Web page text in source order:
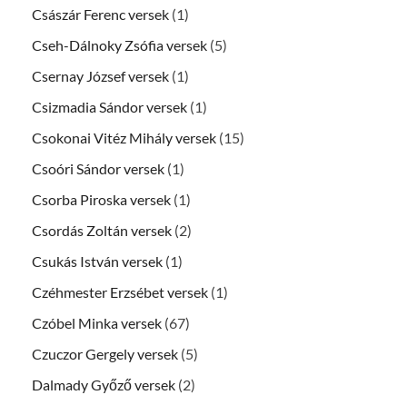
Császár Ferenc versek (1)
Cseh-Dálnoky Zsófia versek (5)
Csernay József versek (1)
Csizmadia Sándor versek (1)
Csokonai Vitéz Mihály versek (15)
Csoóri Sándor versek (1)
Csorba Piroska versek (1)
Csordás Zoltán versek (2)
Csukás István versek (1)
Czéhmester Erzsébet versek (1)
Czóbel Minka versek (67)
Czuczor Gergely versek (5)
Dalmady Győző versek (2)